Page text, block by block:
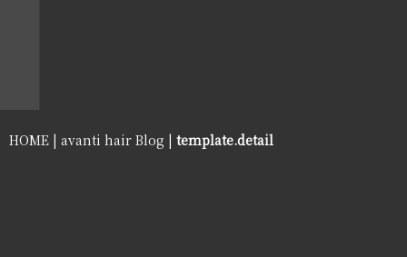
HOME | avanti hair Blog | template.detail